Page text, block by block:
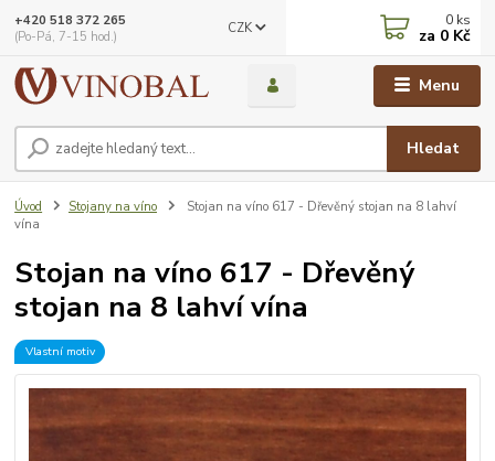
Menu
CZK
Hledat
+420 518 372 265
(Po-Pá, 7-15 hod.)
0 ks
za 0 Kč
Úvod Stojany na víno
Stojan na víno 617 - Dřevěný stojan na 8 lahví
vína
Stojan na víno 617 - Dřevěný
stojan na 8 lahví vína
Vlastní motiv